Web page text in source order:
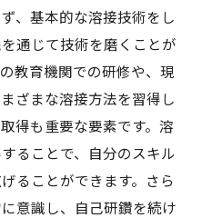
、基本的な溶接技術をし
通じて技術を磨くことが
教育機関での研修や、現
ざまな溶接方法を習得し
得も重要な要素です。溶
ることで、自分のスキル
ることができます。さら
意識し、自己研鑽を続け